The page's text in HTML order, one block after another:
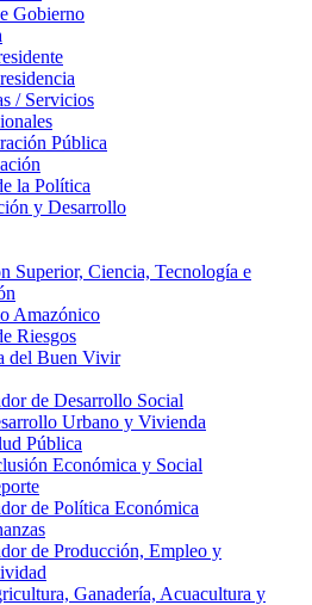
Gobierno
/ Servicios
Pública
la Política
y Desarrollo
Superior, Ciencia, Tecnología e
Amazónico
Riesgos
del Buen Vivir
de Desarrollo Social
Urbano y Vivienda
Pública
Económica y Social
de Política Económica
de Producción, Empleo y
Ganadería, Acuacultura y